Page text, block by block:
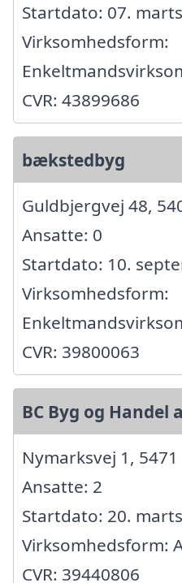
Startdato: 07.
Virksomhedsform:
CVR: 43899686
bækstedbyg
Guldbjergvej 48,
Ansatte: 0
Startdato: 10.
Virksomhedsform:
CVR: 39800063
BC Byg og Handel
Nymarksvej 1,
Ansatte: 2
Startdato: 20.
Virksomhedsform:
CVR: 39440806